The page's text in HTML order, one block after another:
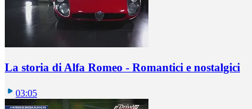
La storia di Alfa Romeo - Romantici e nostalgici
03:05